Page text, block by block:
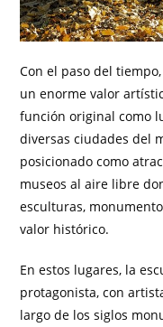
Con el paso del
un enorme valor
función original como
diversas ciudades del
posicionado como
museos al aire libre
esculturas,
valor histórico.
En estos lugares, la
protagonista, con
largo de los siglos